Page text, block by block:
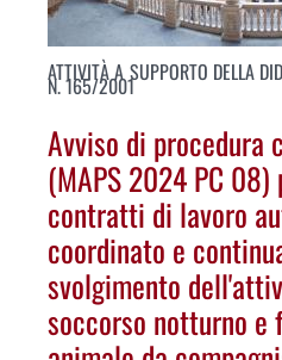
ATTIVITÀ A SUPPORTO DELLA
N. 165/2001
Avviso di procedura
(MAPS 2024 PC
contratti di lavoro
coordinato e
svolgimento
soccorso notturno